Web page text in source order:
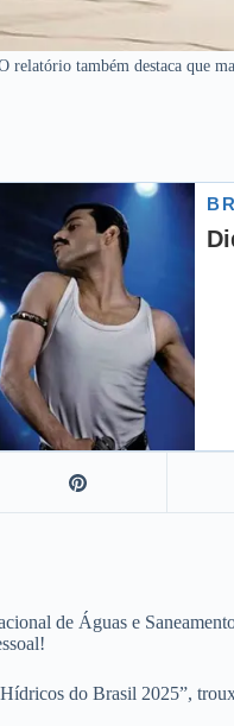
relatório também destaca que
de Águas e
do Brasil 2025”,